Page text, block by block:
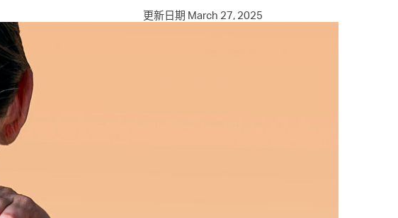
更新日期 March 27, 2025